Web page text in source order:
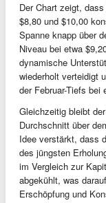
Der Chart zeigt,
$8,80 und $10,00
Spanne knapp über
Niveau bei etwa
dynamische
wiederholt verteidigt
der Februar-Tiefs bei
Gleichzeitig bleibt
Durchschnitt über
Idee verstärkt, dass
des jüngsten
im Vergleich zur
abgekühlt, was
Erschöpfung und